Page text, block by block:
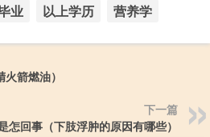
业 以上学历 营养学
箭燃油）
下一篇
怎回事（下肢浮肿的原因有哪些）